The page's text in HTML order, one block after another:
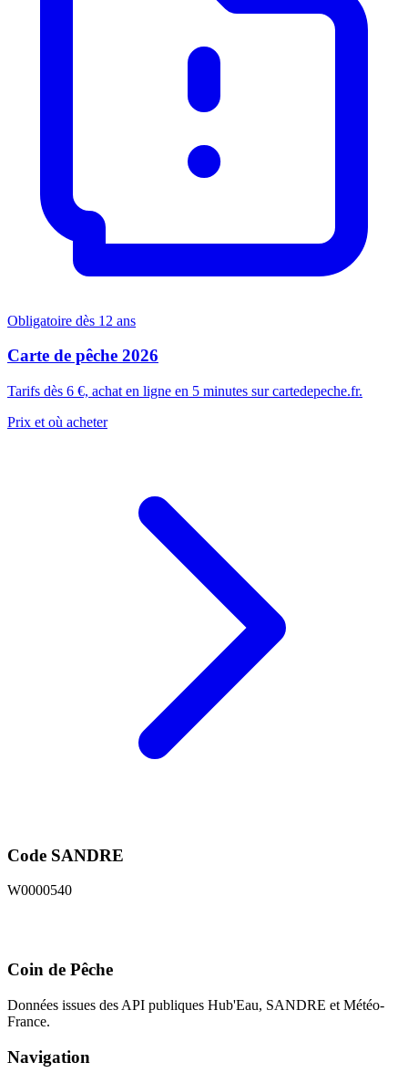
Obligatoire dès 12 ans
Carte de pêche 2026
Tarifs dès 6 €, achat en ligne en 5 minutes sur cartedepeche.fr.
Prix et où acheter
Code SANDRE
W0000540
Coin de Pêche
Données issues des API publiques Hub'Eau, SANDRE et Météo-
France.
Navigation